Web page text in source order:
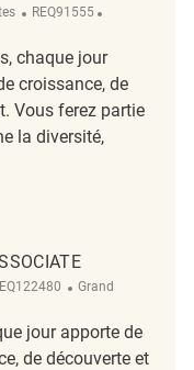
REQ91555
chaque jour
croissance, de
Vous ferez partie
la diversité,
Grand
jour apporte de
de découverte et